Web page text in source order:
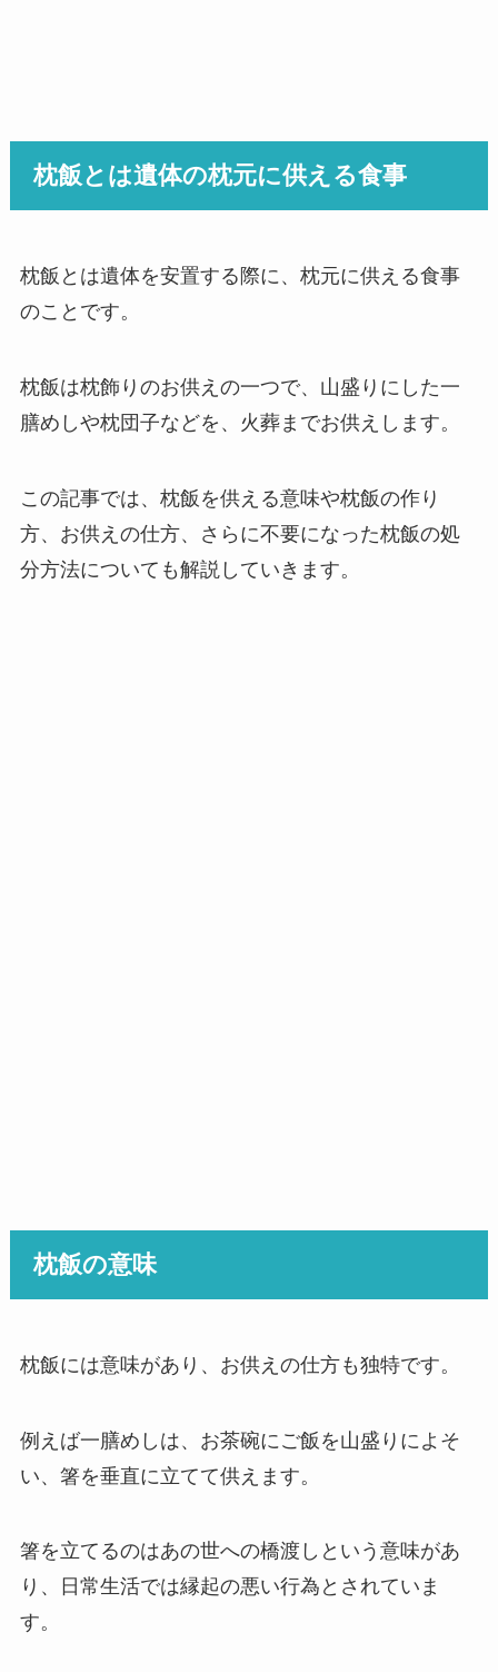
枕飯とは遺体の枕元に供える食事
枕飯とは遺体を安置する際に、枕元に供える食事
のことです。
枕飯は枕飾りのお供えの一つで、山盛りにした一
膳めしや枕団子などを、火葬までお供えします。
この記事では、枕飯を供える意味や枕飯の作り
方、お供えの仕方、さらに不要になった枕飯の処
分方法についても解説していきます。
枕飯の意味
枕飯には意味があり、お供えの仕方も独特です。
例えば一膳めしは、お茶碗にご飯を山盛りによそ
い、箸を垂直に立てて供えます。
箸を立てるのはあの世への橋渡しという意味があ
り、日常生活では縁起の悪い行為とされていま
す。